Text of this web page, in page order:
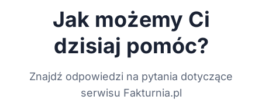
Jak możemy Ci
dzisiaj pomóc?
Znajdź odpowiedzi na pytania dotyczące
serwisu Fakturnia.pl